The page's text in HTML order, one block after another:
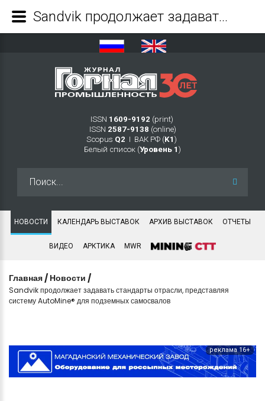
ISSN 1609-9192 (print)
ISSN 2587-9138 (online)
Scopus Q2 Ι ВАК РФ (K1 )
Белый список (Уровень 1 )
НОВОСТИ КАЛЕНДАРЬ ВЫСТАВОК АРХИВ ВЫСТАВОК ОТЧЕТЫ
ВИДЕО АРКТИКА MWR
Главная / Новости /
Sandvik продолжает задавать стандарты отрасли, представляя
систему AutoMine® для подземных самосвалов
реклама 16+
Sandvik продолжает задавать стандарты отрасли, представляя систему AutoMine® для подземных самосвалов - Журнал Горная промышленность